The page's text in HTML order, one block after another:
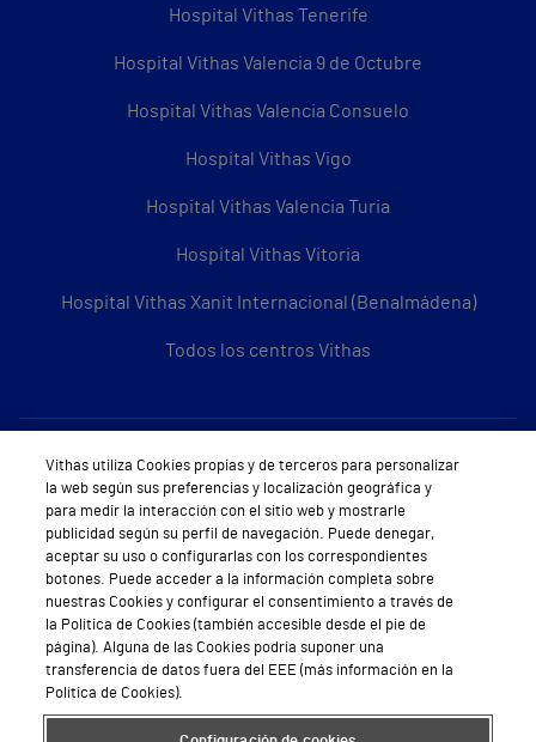
Hospital Vithas Tenerife
Hospital Vithas Valencia 9 de Octubre
Hospital Vithas Valencia Consuelo
Hospital Vithas Vigo
Hospital Vithas Valencia Turia
Hospital Vithas Vitoria
Hospital Vithas Xanit Internacional (Benalmádena)
Todos los centros Vithas
Sobre Vithas
Quiénes somos
Trabajar en Vithas
Teléfono Cita Médica
Teléfono Atención al Cliente
Política de seguridad y salud en el trabajo
Vithas utiliza Cookies propias y de terceros para personalizar
la web según sus preferencias y localización geográfica y
para medir la interacción con el sitio web y mostrarle
publicidad según su perfil de navegación. Puede denegar,
aceptar su uso o configurarlas con los correspondientes
botones. Puede acceder a la información completa sobre
nuestras Cookies y configurar el consentimiento a través de
la Política de Cookies (también accesible desde el pie de
página). Alguna de las Cookies podría suponer una
transferencia de datos fuera del EEE (más información en la
Política de Cookies).